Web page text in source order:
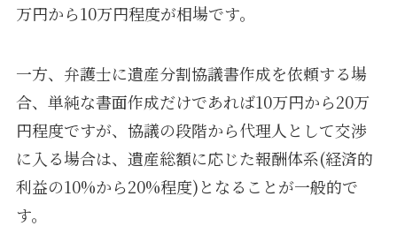
万円から10万円程度が相場です。
一方、弁護士に遺産分割協議書作成を依頼する場
合、単純な書面作成だけであれば10万円から20万
円程度ですが、協議の段階から代理人として交渉
に入る場合は、遺産総額に応じた報酬体系(経済的
利益の10%から20%程度)となることが一般的で
す。